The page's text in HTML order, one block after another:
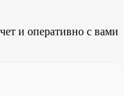
и оперативно с вами